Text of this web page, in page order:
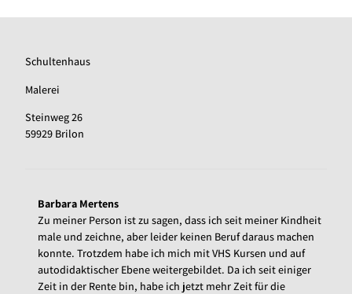
Schultenhaus
Malerei
Steinweg 26
59929 Brilon
Barbara Mertens
Zu meiner Person ist zu sagen, dass ich seit meiner Kindheit
male und zeichne, aber leider keinen Beruf daraus machen
konnte. Trotzdem habe ich mich mit VHS Kursen und auf
autodidaktischer Ebene weitergebildet. Da ich seit einiger
Zeit in der Rente bin, habe ich jetzt mehr Zeit für die